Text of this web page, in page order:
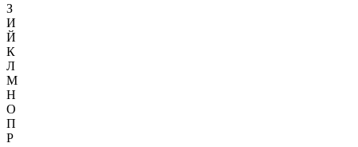
З
И
Й
К
Л
М
Н
О
П
Р